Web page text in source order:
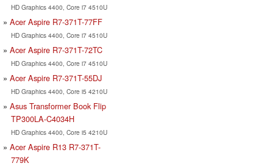
HD Graphics 4400, Core i7 4510U
Acer Aspire R7-371T-77FF
HD Graphics 4400, Core i7 4510U
Acer Aspire R7-371T-72TC
HD Graphics 4400, Core i7 4510U
Acer Aspire R7-371T-55DJ
HD Graphics 4400, Core i5 4210U
Asus Transformer Book Flip
TP300LA-C4034H
HD Graphics 4400, Core i5 4210U
Acer Aspire R13 R7-371T-
779K